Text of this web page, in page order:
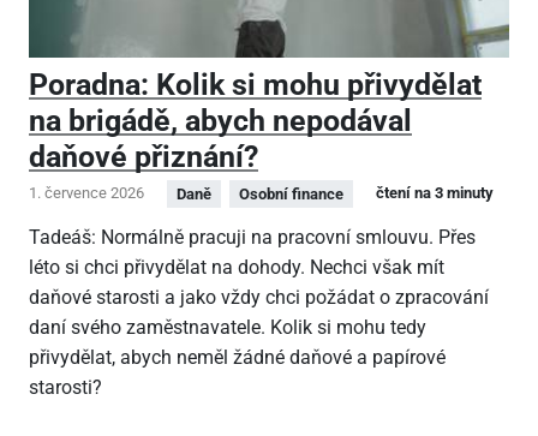
Poradna: Kolik si mohu přivydělat
na brigádě, abych nepodával
daňové přiznání?
1. července 2026 Daně Osobní finance čtení na 3 minuty
Tadeáš: Normálně pracuji na pracovní smlouvu. Přes
léto si chci přivydělat na dohody. Nechci však mít
daňové starosti a jako vždy chci požádat o zpracování
daní svého zaměstnavatele. Kolik si mohu tedy
přivydělat, abych neměl žádné daňové a papírové
starosti?